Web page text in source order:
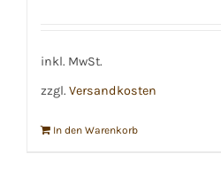
inkl. MwSt.
zzgl. Versandkosten
In den Warenkorb